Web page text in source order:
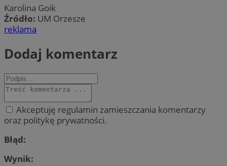
Karolina Goik
Źródło: UM Orzesze
reklama
Dodaj komentarz
Akceptuję regulamin zamieszczania komentarzy
oraz politykę prywatności.
Błąd:
Wynik: